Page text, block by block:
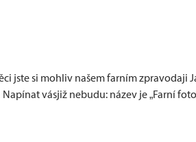
jste si mohliv našem farním zpravodaji
vásjiž nebudu: název je „Farní